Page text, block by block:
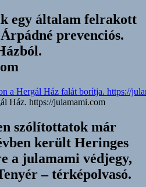
egy általam felrakott
prevenciós.
Ház. https://julamami.com
szólítottatok már
került Heringes
a julamami védjegy,
– térképolvasó.